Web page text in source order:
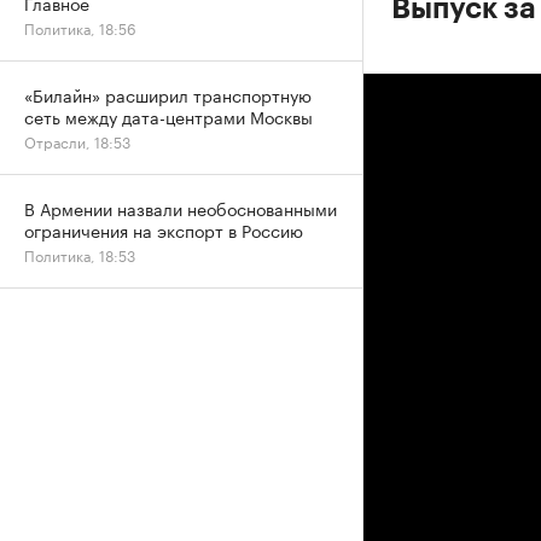
Выпуск
Политика, 18:56
«Билайн» расширил транспортную
сеть между дата-центрами Москвы
Отрасли, 18:53
В Армении назвали необоснованными
ограничения на экспорт в Россию
Политика, 18:53